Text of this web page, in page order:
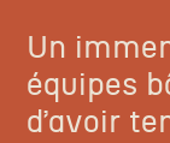
Un
équipes
d’avoir